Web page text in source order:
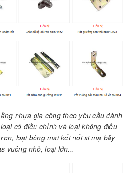
nhựa gia công theo yêu cầu dành
có điều chỉnh và loại không điều
loại bông mai kết nối xi mạ bảy
vuông nhỏ, loại lớn...